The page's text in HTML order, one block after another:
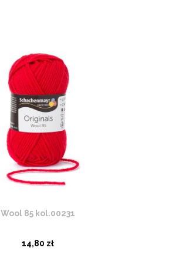
Wool 85 kol.00231
14,80 zł